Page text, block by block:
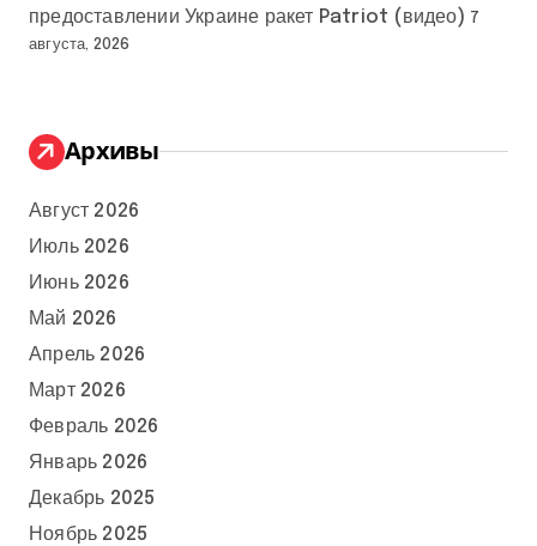
предоставлении Украине ракет Patriot (видео) 7
августа, 2026
Архивы
Август 2026
Июль 2026
Июнь 2026
Май 2026
Апрель 2026
Март 2026
Февраль 2026
Январь 2026
Декабрь 2025
Ноябрь 2025